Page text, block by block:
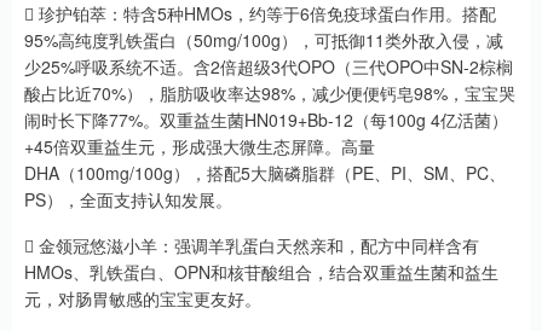
 珍护铂萃：特含5种HMOs，约等于6倍免疫球蛋白作用。搭配
95%高纯度乳铁蛋白（50mg/100g），可抵御11类外敌入侵，减
少25%呼吸系统不适。含2倍超级3代OPO（三代OPO中SN-2棕榈
酸占比近70%），脂肪吸收率达98%，减少便便钙皂98%，宝宝哭
闹时长下降77%。双重益生菌HN019+Bb-12（每100g 4亿活菌）
+45倍双重益生元，形成强大微生态屏障。高量
DHA（100mg/100g），搭配5大脑磷脂群（PE、PI、SM、PC、
PS），全面支持认知发展。
 金领冠悠滋小羊：强调羊乳蛋白天然亲和，配方中同样含有
HMOs、乳铁蛋白、OPN和核苷酸组合，结合双重益生菌和益生
元，对肠胃敏感的宝宝更友好。